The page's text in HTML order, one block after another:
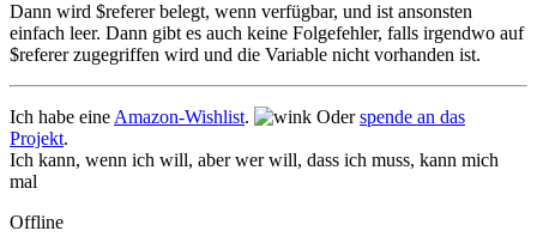
Dann wird $referer belegt, wenn verfügbar, und ist ansonsten
einfach leer. Dann gibt es auch keine Folgefehler, falls irgendwo auf
$referer zugegriffen wird und die Variable nicht vorhanden ist.
Ich habe eine Amazon-Wishlist. Oderspende an das
Projekt.
Ich kann, wenn ich will, aber wer will, dass ich muss, kann mich
mal
Offline